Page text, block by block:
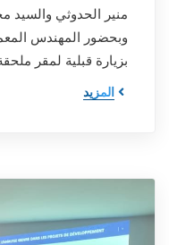
منير الحدوثي والسيد
وبحضور المهندس
بزيارة قبلية لمقر
المزيد